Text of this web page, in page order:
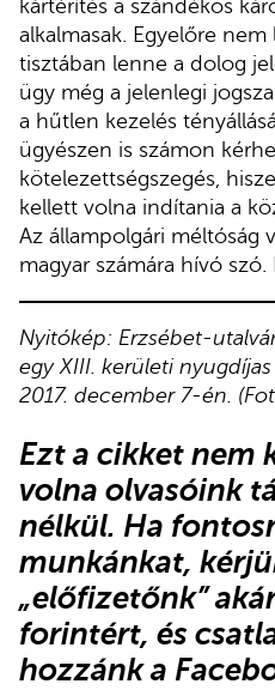
kártérítés a szándékos
alkalmasak. Egyelőre
tisztában lenne a dolog
ügy még a jelenlegi
a hűtlen kezelés
ügyészen is számon
kötelezettségszegés,
kellett volna indítania a
Az állampolgári méltóság
magyar számára hívó szó.
Nyitókép: Erzsébet-
egy XIII. kerületi
2017. december 7-én.
Ezt a cikket nem
volna olvasóink
nélkül. Ha
munkánkat,
„előfizetőnk”
forintért, és
hozzánk a